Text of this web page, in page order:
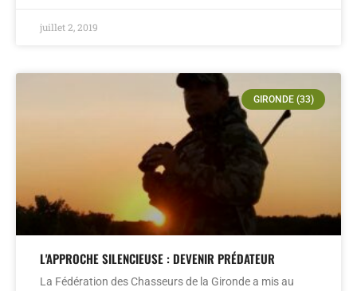
juillet 2, 2019
GIRONDE (33)
L'APPROCHE SILENCIEUSE : DEVENIR PRÉDATEUR
La Fédération des Chasseurs de la Gironde a mis au